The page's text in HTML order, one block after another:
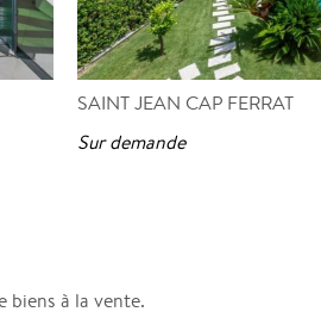
SAINT JEAN CAP FERRAT
Sur demande
biens à la vente.